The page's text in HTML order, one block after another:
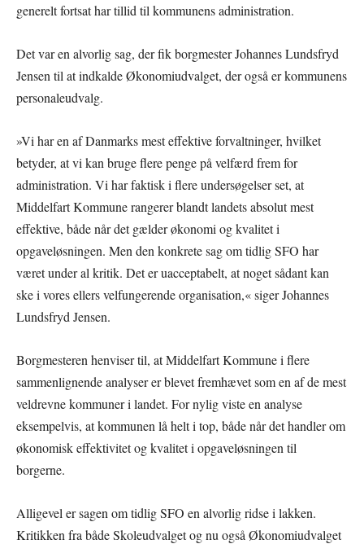
generelt fortsat har tillid til kommunens administration.
Det var en alvorlig sag, der fik borgmester Johannes Lundsfryd
Jensen til at indkalde Økonomiudvalget, der også er kommunens
personaleudvalg.
»Vi har en af Danmarks mest effektive forvaltninger, hvilket
betyder, at vi kan bruge flere penge på velfærd frem for
administration. Vi har faktisk i flere undersøgelser set, at
Middelfart Kommune rangerer blandt landets absolut mest
effektive, både når det gælder økonomi og kvalitet i
opgaveløsningen. Men den konkrete sag om tidlig SFO har
været under al kritik. Det er uacceptabelt, at noget sådant kan
ske i vores ellers velfungerende organisation,« siger Johannes
Lundsfryd Jensen.
Borgmesteren henviser til, at Middelfart Kommune i flere
sammenlignende analyser er blevet fremhævet som en af de mest
veldrevne kommuner i landet. For nylig viste en analyse
eksempelvis, at kommunen lå helt i top, både når det handler om
økonomisk effektivitet og kvalitet i opgaveløsningen til
borgerne.
Alligevel er sagen om tidlig SFO en alvorlig ridse i lakken.
Kritikken fra både Skoleudvalget og nu også Økonomiudvalget